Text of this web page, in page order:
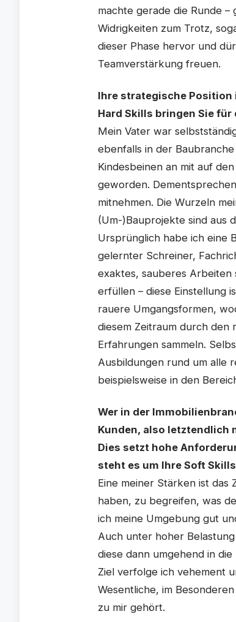
machte gerade die Runde
Widrigkeiten zum Trotz,
dieser Phase hervor und
Teamverstärkung freuen.
Ihre strategische Position
Hard Skills bringen Sie
Mein Vater war
ebenfalls in der
Kindesbeinen an mit auf
geworden.
mitnehmen. Die Wurzeln
(Um-)Bauprojekte sind aus
Ursprünglich habe ich eine
gelernter Schreiner,
exaktes, sauberes
erfüllen – diese Einstellung
rauere Umgangsformen,
diesem Zeitraum durch den
Erfahrungen sammeln.
Ausbildungen rund um alle
beispielsweise in den
Wer in der
Kunden, also letztendlich
Dies setzt hohe
steht es um Ihre Soft
Eine meiner Stärken ist das
haben, zu begreifen, was
ich meine Umgebung gut
Auch unter hoher
diese dann umgehend in
Ziel verfolge ich vehement
Wesentliche, im
zu mir gehört.